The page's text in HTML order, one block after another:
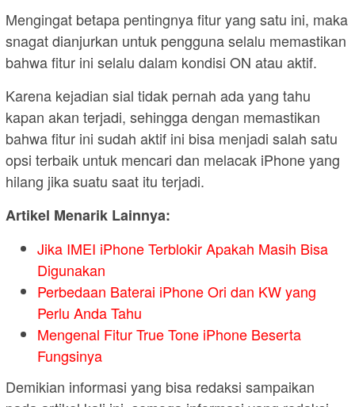
Mengingat betapa pentingnya fitur yang satu ini, maka
snagat dianjurkan untuk pengguna selalu memastikan
bahwa fitur ini selalu dalam kondisi ON atau aktif.
Karena kejadian sial tidak pernah ada yang tahu
kapan akan terjadi, sehingga dengan memastikan
bahwa fitur ini sudah aktif ini bisa menjadi salah satu
opsi terbaik untuk mencari dan melacak iPhone yang
hilang jika suatu saat itu terjadi.
Artikel Menarik Lainnya:
Jika IMEI iPhone Terblokir Apakah Masih Bisa
Digunakan
Perbedaan Baterai iPhone Ori dan KW yang
Perlu Anda Tahu
Mengenal Fitur True Tone iPhone Beserta
Fungsinya
Demikian informasi yang bisa redaksi sampaikan